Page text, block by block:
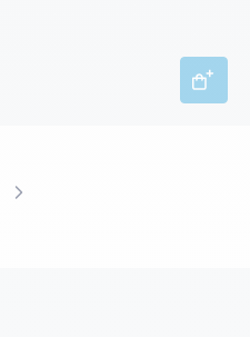
précédents
Produits suivants